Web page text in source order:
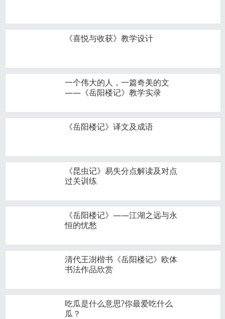
《喜悦与收获》教学设计
一个伟大的人，一篇奇美的文
——《岳阳楼记》教学实录
《岳阳楼记》译文及成语
《昆虫记》易失分点解读及对点
过关训练
《岳阳楼记》——江湖之远与永
恒的忧愁
清代王澍楷书《岳阳楼记》欧体
书法作品欣赏
吃瓜是什么意思?你最爱吃什么
瓜？